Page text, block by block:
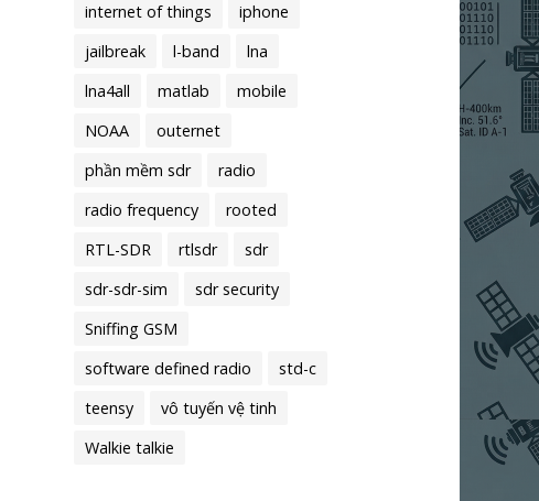
internet of things
iphone
jailbreak
l-band
lna
lna4all
matlab
mobile
NOAA
outernet
phần mềm sdr
radio
radio frequency
rooted
RTL-SDR
rtlsdr
sdr
sdr-sdr-sim
sdr security
Sniffing GSM
software defined radio
std-c
teensy
vô tuyến vệ tinh
Walkie talkie